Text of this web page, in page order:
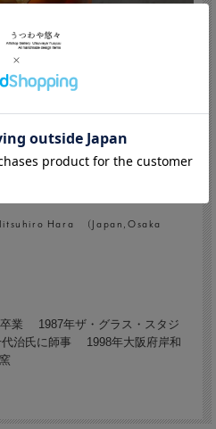
Hara (Japan,Osaka
卒業 1987年ザ・グラス・スタジ
代治氏に師事 1998年大阪府岸和
築窯